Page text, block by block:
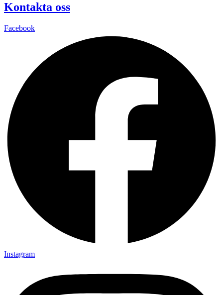
Kontakta oss
Facebook
Instagram